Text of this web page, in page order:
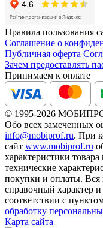
Правила пользования
Соглашение о
Публичная оферта
Зачем предоставлять
Принимаем к оплате
© 1995-2026
Обо всех замеченных
info@mobiprof.ru. При
сайт www.mobiprof.ru
характеристики
технические
покупки и оплаты. Вся
справочный характер
соответствии с
обработку
Карта сайта